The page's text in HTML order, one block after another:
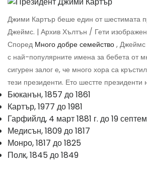
Джими Картър беше един от шестимата
Джеймс. | Архив Хълтън / Гети
Според Много добре семейство , Джеймс
с най-популярните имена за бебета от
сигурен залог е, че много хора са
тези президенти. Ето шестте
Бюканън, 1857 до 1861
Картър, 1977 до 1981
Гарфийлд, 4 март 1881 г. до 19
Медисън, 1809 до 1817
Монро, 1817 до 1825
Полк, 1845 до 1849